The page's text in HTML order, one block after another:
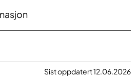
Sist oppdatert 12.06.2026